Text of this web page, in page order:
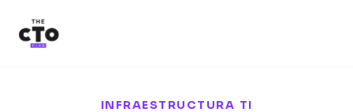
INFRAESTRUCTURA TI